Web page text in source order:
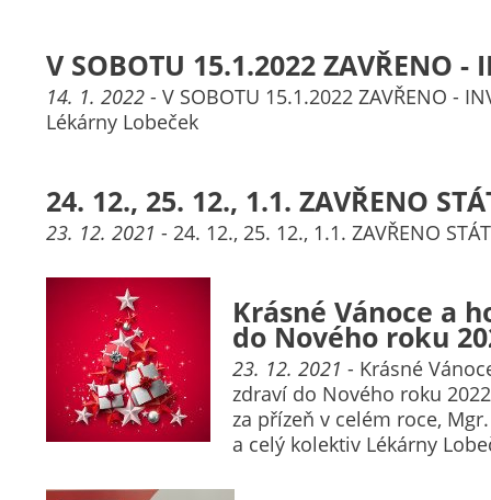
V SOBOTU 15.1.2022 ZAVŘENO -
14. 1. 2022 - V SOBOTU 15.1.2022 ZAVŘENO -
Lékárny Lobeček
24. 12., 25. 12., 1.1. ZAVŘENO
23. 12. 2021 - 24. 12., 25. 12., 1.1. ZAVŘENO
Krásné Vánoce a
do Nového roku
23. 12. 2021 - Krásné
zdraví do Nového roku
za přízeň v celém roce,
a celý kolektiv Lékárny